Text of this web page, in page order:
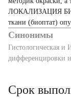
ЛОКАЛИЗАЦИЯ
ткани (биоптат)
Синонимы
Гистологическая и
дифференцировки и
Срок